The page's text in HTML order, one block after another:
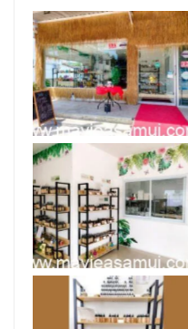
Boutique Secret Of
Samui
Aloe Vera et Cannabis